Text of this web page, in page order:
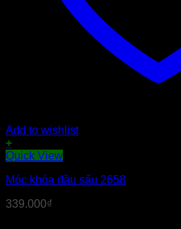
Add to wishlist
+
Quick View
Móc khóa đầu sấu 2658
339.000₫